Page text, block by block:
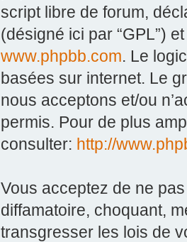
script libre de forum,
(désigné ici par “GPL”)
www.phpbb.com. Le
basées sur internet. Le
nous acceptons et/ou
permis. Pour de plus
consulter: http://
Vous acceptez de ne
diffamatoire, choquant,
transgresser les lois de